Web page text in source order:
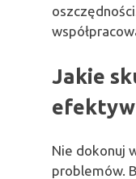
Jakie
Nie dokonuj
problemów.